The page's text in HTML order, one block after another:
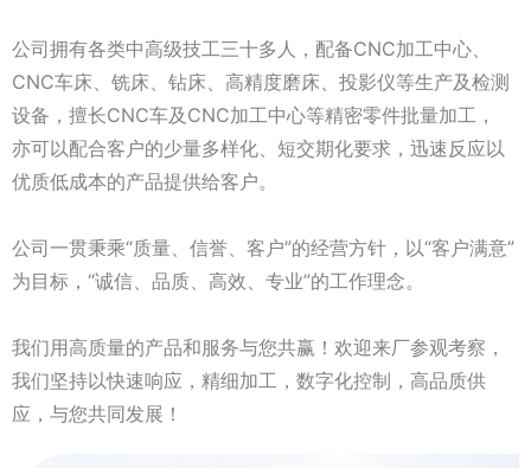
公司拥有各类中高级技工三十多人，配备CNC加工中心、
CNC车床、铣床、钻床、高精度磨床、投影仪等生产及检测
设备，擅长CNC车及CNC加工中心等精密零件批量加工，
亦可以配合客户的少量多样化、短交期化要求，迅速反应以
优质低成本的产品提供给客户。
公司一贯秉乘“质量、信誉、客户”的经营方针，以“客户满意”
为目标，“诚信、品质、高效、专业”的工作理念。
我们用高质量的产品和服务与您共赢！欢迎来厂参观考察，
我们坚持以快速响应，精细加工，数字化控制，高品质供
应，与您共同发展！